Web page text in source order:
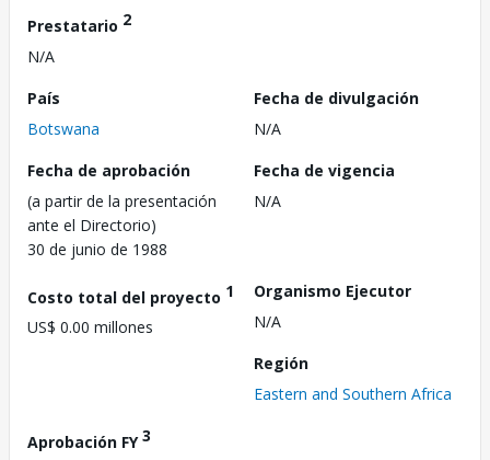
Prestatario 2
N/A
País
Botswana
Fecha de divulgación
N/A
Fecha de aprobación
(a partir de la presentación
ante el Directorio)
30 de junio de 1988
Fecha de vigencia
N/A
Costo total del proyecto 1
US$ 0.00 millones
Organismo Ejecutor
N/A
Región
Eastern and Southern Africa
Aprobación FY3